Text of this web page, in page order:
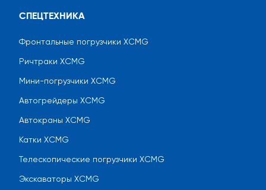
СПЕЦТЕХНИКА
Фронтальные погрузчики XCMG
Ричтраки XCMG
Мини-погрузчики XCMG
Автогрейдеры XCMG
Автокраны XCMG
Катки XCMG
Телескопические погрузчики XCMG
Экскаваторы XCMG